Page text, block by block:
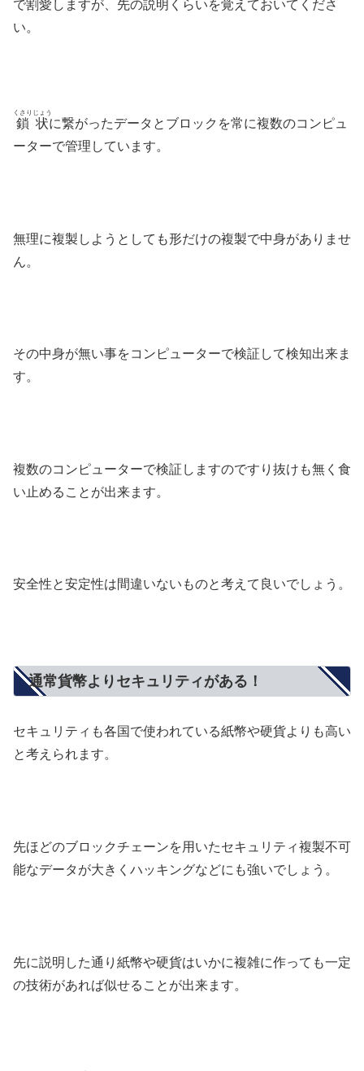
で割愛 しますが、先の説明くらいを覚えておいてくださ
い。
鎖状
くさりじょう
に繋がったデータとブロックを常に複数のコンピュ
ーターで管理しています。
無理に複製しようとしても形だけの複製で中身がありませ
ん。
その中身が無い事をコンピューターで検証して検知出来ま
す。
複数のコンピューターで検証しますのですり抜けも無く食
い止めることが出来ます。
安全性と安定性は間違いないものと考えて良いでしょう。
通常貨幣よりセキュリティがある！
セキュリティも各国で使われている紙幣や硬貨よりも高い
と考えられます。
先ほどのブロックチェーンを用いたセキュリティ複製不可
能なデータが大きくハッキングなどにも強いでしょう。
先に説明した通り紙幣や硬貨はいかに複雑に作っても一定
の技術があれば似せることが出来ます。